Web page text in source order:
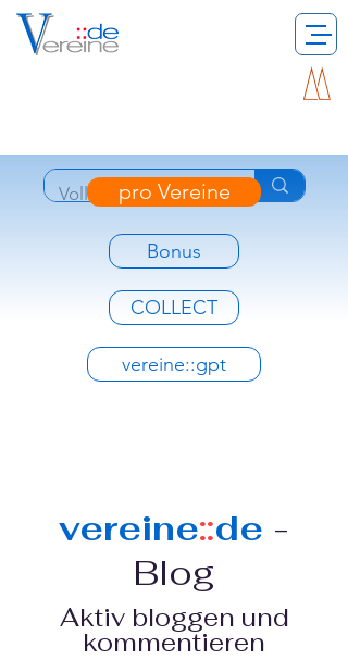
pro Vereine
Bonus
COLLECT
vereine::gpt
vereine::de -
Blog
Aktiv bloggen und
kommentieren